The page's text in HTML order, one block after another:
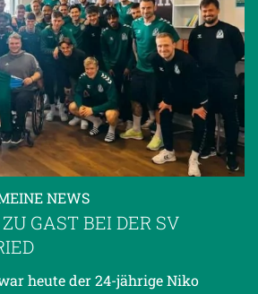
NEWS
GAST BEI DER SV
heute der 24-jährige Niko